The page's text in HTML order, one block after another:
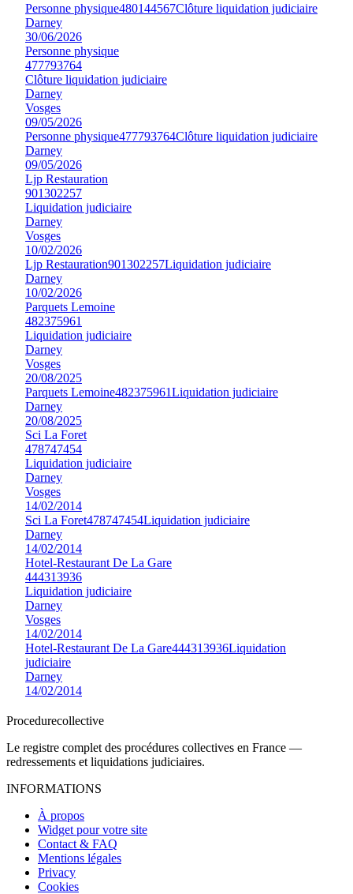
Personne physique480144567Clôture liquidation judiciaire
Darney
30/06/2026
Personne physique
477793764
Clôture liquidation judiciaire
Darney
Vosges
09/05/2026
Personne physique477793764Clôture liquidation judiciaire
Darney
09/05/2026
Ljp Restauration
901302257
Liquidation judiciaire
Darney
Vosges
10/02/2026
Ljp Restauration901302257Liquidation judiciaire
Darney
10/02/2026
Parquets Lemoine
482375961
Liquidation judiciaire
Darney
Vosges
20/08/2025
Parquets Lemoine482375961Liquidation judiciaire
Darney
20/08/2025
Sci La Foret
478747454
Liquidation judiciaire
Darney
Vosges
14/02/2014
Sci La Foret478747454Liquidation judiciaire
Darney
14/02/2014
Hotel-Restaurant De La Gare
444313936
Liquidation judiciaire
Darney
Vosges
14/02/2014
Hotel-Restaurant De La Gare444313936Liquidation
judiciaire
Darney
14/02/2014
Procedurecollective
Le registre complet des procédures collectives en France —
redressements et liquidations judiciaires.
INFORMATIONS
À propos
Widget pour votre site
Contact & FAQ
Mentions légales
Privacy
Cookies